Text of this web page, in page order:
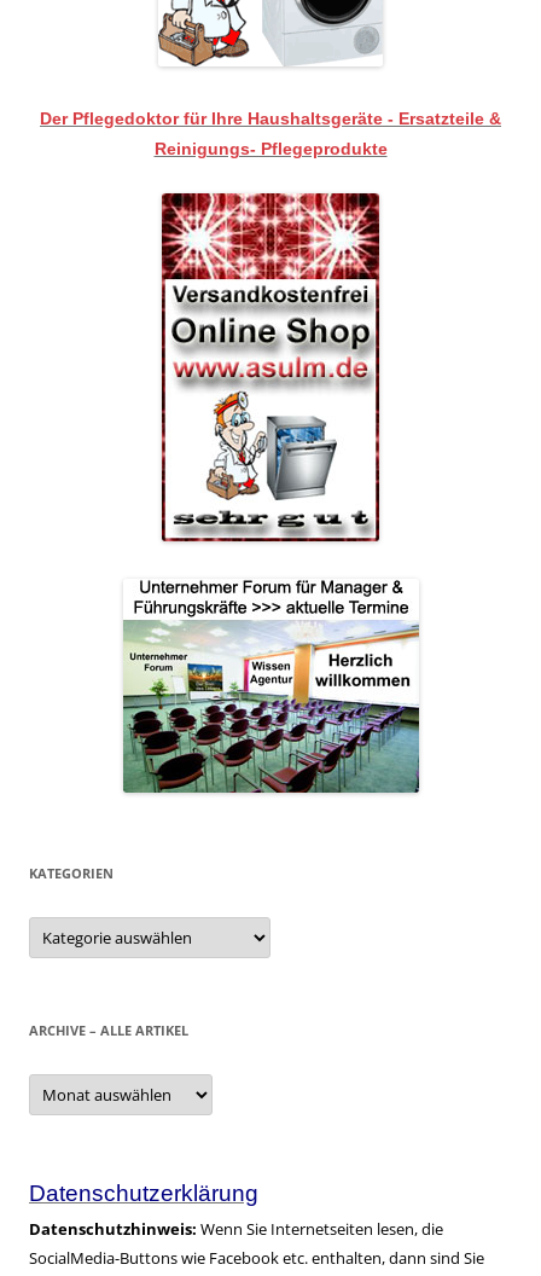
Der Pflegedoktor für Ihre Haushaltsgeräte - Ersatzteile &
Reinigungs- Pflegeprodukte
KATEGORIEN
Kategorien
ARCHIVE – ALLE ARTIKEL
Archive
alle
Datenschutzerklärung
Datenschutzhinweis: Wenn Sie Internetseiten lesen, die
SocialMedia-Buttons wie Facebook etc. enthalten, dann sind Sie